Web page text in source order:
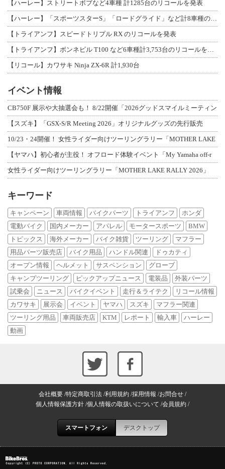
【ハーレー】ストリートボブなど4車種 計1285台のリコールを発表
【ハーレー】「スポーツスターS」「ロードグライド」など計8車種のリコールを発表
【トライアンフ】スピードトリプル RX のリコールを発表
【トライアンフ】ボンネビル T100 など6車種計3,753台のリコールを発表
【リコール】カワサキ Ninja ZX-6R 計1,930台
イベント情報
CB750F 展示や大抽選会も！ 8/22開催「2026グッドスマイルミーティン
【スズキ】「GSX-S/R Meeting 2026」オリジナルグッズの先行販売
10/23・24開催！ 女性ライダー向けツーリングラリー「MOTHER LAKE
【ヤマハ】初心者が主役！ オフロード体験イベント「My Yamaha off-r
女性ライダー向けツーリングラリー「MOTHER LAKE RALLY 2026」
キーワード
キャンペーン 車両情報 バイクパーツ トライアンフ
ホンダ
電動バイク
国内メーカー アパレル モータースポーツ
BMW
トピックス
海外メーカー バイク雑貨 ツーリング
マフラー
用品パーツ販売店
バイク用品 ハンドル関連
ドゥカティ
オープン情報
ヘルメット サスペンション
グローブ
キャンプツーリング
ピックアップニュース 電装品
外装パーツ
試乗会
ニュース バイクイベント 走行＆ライテク
リコール情報
カワサキ
展示会 イベント ヤマハ スズキ
マフラー関連
ツーリング用品
車両販売店 KTM レポート 輸入車
ハーレー
動画
会社概要 特定商取引法 利用規約 採用情報 お問合せ
個人情報保護方針 個人情報の取扱いについて 会員規約
スマートフォン デスクトップ